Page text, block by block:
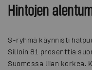
Hintojen
S-ryhmä käynnisti
Silloin 81 prosenttia
Suomessa liian korkea.